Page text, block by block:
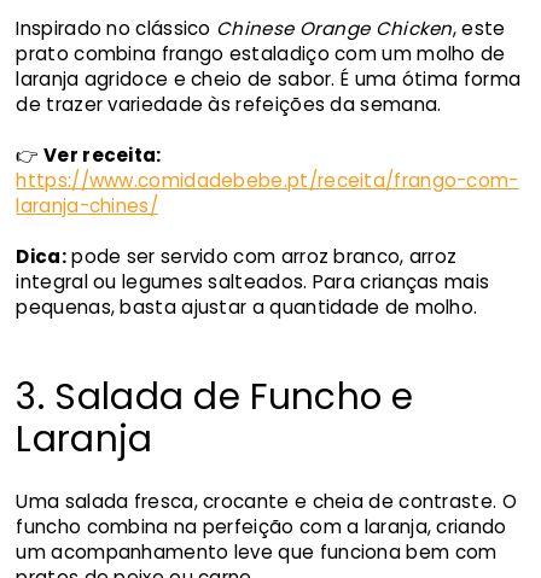
Inspirado no clássico Chinese Orange Chicken, este
prato combina frango estaladiço com um molho de
laranja agridoce e cheio de sabor. É uma ótima forma
de trazer variedade às refeições da semana.
👉Ver receita:
https://www.comidadebebe.pt/receita/frango-com-
laranja-chines/
Dica:pode ser servido com arroz branco, arroz
integral ou legumes salteados. Para crianças mais
pequenas, basta ajustar a quantidade de molho.
3. Salada de Funcho e
Laranja
Uma salada fresca, crocante e cheia de contraste. O
funcho combina na perfeição com a laranja, criando
um acompanhamento leve que funciona bem com